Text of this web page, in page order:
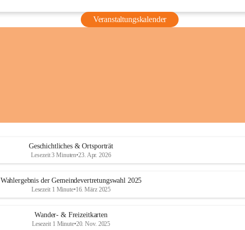
Veranstaltungskalender
Geschichtliches & Ortsporträt
Lesezeit 3 Minuten•23. Apr. 2026
Wahlergebnis der Gemeindevertretungswahl 2025
Lesezeit 1 Minute•16. März 2025
Wander- & Freizeitkarten
Lesezeit 1 Minute•20. Nov. 2025